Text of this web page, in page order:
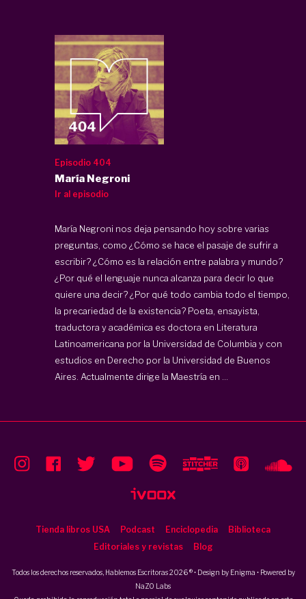
Episodio 404
María Negroni
Ir al episodio
María Negroni nos deja pensando hoy sobre varias
preguntas, como ¿Cómo se hace el pasaje de sufrir a
escribir? ¿Cómo es la relación entre palabra y mundo?
¿Por qué el lenguaje nunca alcanza para decir lo que
quiere una decir? ¿Por qué todo cambia todo el tiempo,
la precariedad de la existencia? Poeta, ensayista,
traductora y académica es doctora en Literatura
Latinoamericana por la Universidad de Columbia y con
estudios en Derecho por la Universidad de Buenos
Aires. Actualmente dirige la Maestría en ...
Tienda libros USA Podcast Enciclopedia
Biblioteca
Editoriales y revistas
Blog
Todos los derechos reservados, Hablemos Escritoras 2026 ® • Design by Enigma • Powered by
NaZO Labs